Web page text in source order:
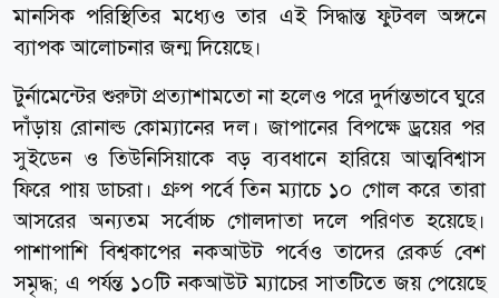
মানসিক পরিস্থিতির মধ্যেও তার এই সিদ্ধান্ত ফুটবল অঙ্গনে
ব্যাপক আলোচনার জন্ম দিয়েছে।
টুর্নামেন্টের শুরুটা প্রত্যাশামতো না হলেও পরে দুর্দান্তভাবে ঘুরে
দাঁড়ায় রোনাল্ড কোম্যানের দল। জাপানের বিপক্ষে ড্রয়ের পর
সুইডেন ও তিউনিসিয়াকে বড় ব্যবধানে হারিয়ে আত্মবিশ্বাস
ফিরে পায় ডাচরা। গ্রুপ পর্বে তিন ম্যাচে ১০ গোল করে তারা
আসরের অন্যতম সর্বোচ্চ গোলদাতা দলে পরিণত হয়েছে।
পাশাপাশি বিশ্বকাপের নকআউট পর্বেও তাদের রেকর্ড বেশ
সমৃদ্ধ; এ পর্যন্ত ১০টি নকআউট ম্যাচের সাতটিতে জয় পেয়েছে